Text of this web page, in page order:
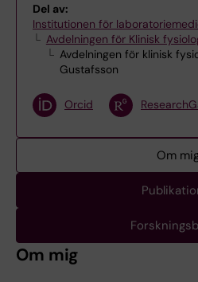
Del av:
Institutionen för
Avdelningen för Klinisk
Avdelningen för klinisk
Gustafsson
Orcid
Om
Om mig